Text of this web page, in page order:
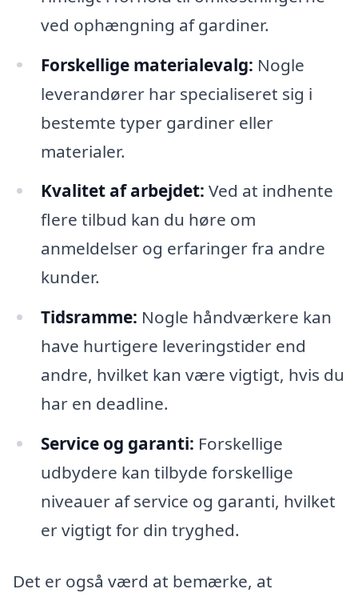
ved ophængning af gardiner.
Forskellige materialevalg: Nogle
leverandører har specialiseret sig i
bestemte typer gardiner eller
materialer.
Kvalitet af arbejdet: Ved at indhente
flere tilbud kan du høre om
anmeldelser og erfaringer fra andre
kunder.
Tidsramme: Nogle håndværkere kan
have hurtigere leveringstider end
andre, hvilket kan være vigtigt, hvis du
har en deadline.
Service og garanti: Forskellige
udbydere kan tilbyde forskellige
niveauer af service og garanti, hvilket
er vigtigt for din tryghed.
Det er også værd at bemærke, at